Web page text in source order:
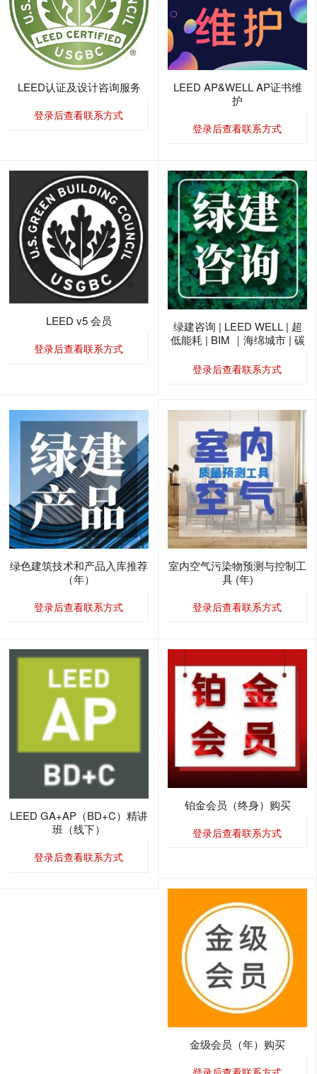
LEED认证及设计咨询服务
登录后查看联系方式
LEED AP&WELL AP证书维
护
登录后查看联系方式
LEED v5 会员
登录后查看联系方式
绿建咨询 | LEED WELL | 超
低能耗 | BIM ｜海绵城市 | 碳
登录后查看联系方式
绿色建筑技术和产品入库推荐
（年）
登录后查看联系方式
室内空气污染物预测与控制工
具 (年)
登录后查看联系方式
LEED GA+AP（BD+C）精讲
班（线下）
登录后查看联系方式
铂金会员（终身）购买
登录后查看联系方式
金级会员（年）购买